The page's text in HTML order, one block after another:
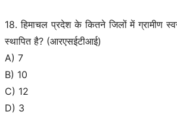
18. हिमाचल प्रदेश के कितने जिलों में ग्रामीण
स्थापित है? (आरएसईटीआई)
A) 7
B) 10
C) 12
D) 3